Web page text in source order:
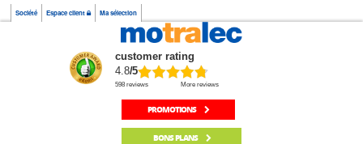
Société Espace client Ma sélection
customer rating
4.8/5
598 reviews More reviews
PROMOTIONS
BONS PLANS